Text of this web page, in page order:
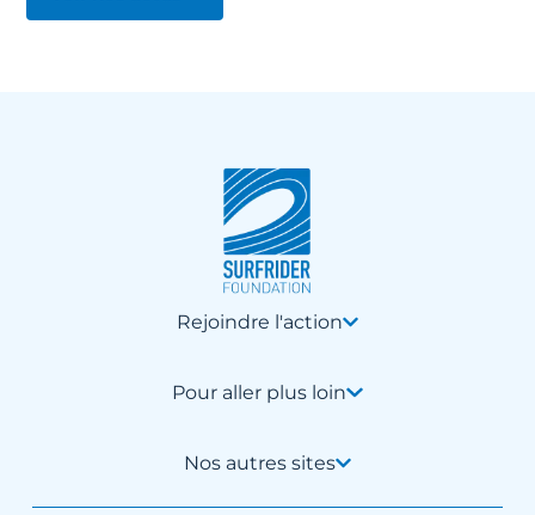
Rejoindre l'action
Pour aller plus loin
Nos autres sites